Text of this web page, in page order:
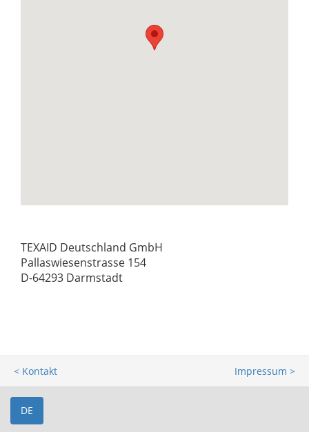
TEXAID Deutschland GmbH
Pallaswiesenstrasse 154
D-64293 Darmstadt
< Kontakt Impressum >
DE